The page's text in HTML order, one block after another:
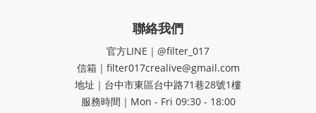
聯絡我們
官方LINE｜@filter_017
信箱｜filter017crealive@gmail.com
地址｜​台中市東區台中路71巷28號1樓
服務時間｜Mon - Fri 09:30 - 18:00